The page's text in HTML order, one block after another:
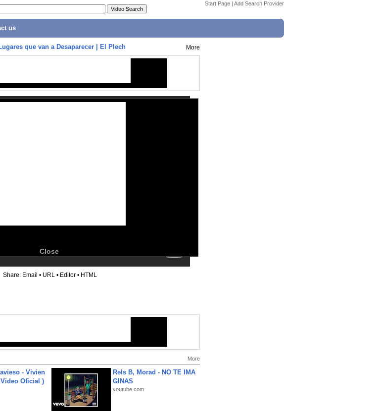
Start Page | Add Search Provider
us
que van a Desaparecer | El Plech More
Close
Share: Email • URL • Editor • HTML
More
- Vivien
Oficial )
Rels B, Morad - NO TE IMA
GINAS
youtube.com